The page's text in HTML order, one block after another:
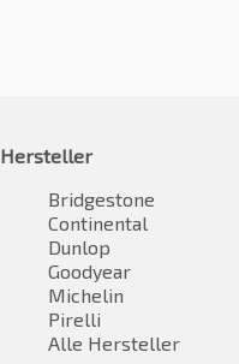
Hersteller
Bridgestone
Continental
Dunlop
Goodyear
Michelin
Pirelli
Alle Hersteller